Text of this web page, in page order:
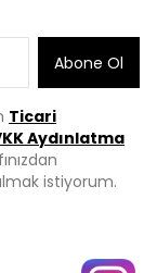
Abone Ol
Ticari
Aydınlatma
istiyorum.